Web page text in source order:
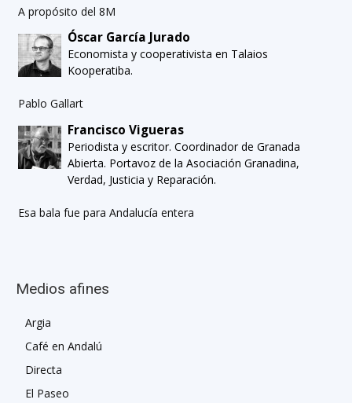
A propósito del 8M
Óscar García Jurado
Economista y cooperativista en Talaios
Kooperatiba.
Pablo Gallart
Francisco Vigueras
Periodista y escritor. Coordinador de Granada
Abierta. Portavoz de la Asociación Granadina,
Verdad, Justicia y Reparación.
Esa bala fue para Andalucía entera
Medios afines
Argia
Café en Andalú
Directa
El Paseo